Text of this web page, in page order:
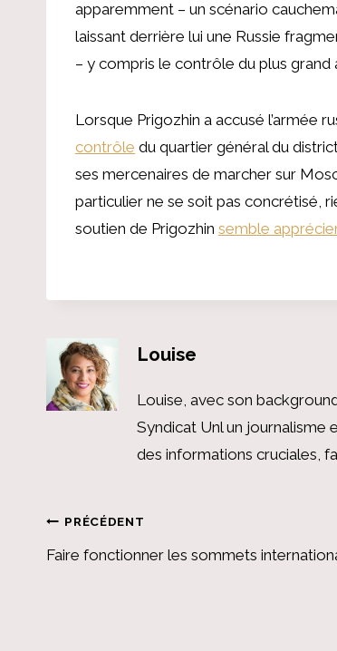
apparemment – ​​un scénario
laissant derrière lui une Russie
– y compris le contrôle du plus grand
Lorsque Prigozhin a accusé l’armée
contrôle du quartier général du
ses mercenaires de marcher sur
particulier ne se soit pas concrétisé,
soutien de Prigozhin semble
Louise
Louise, avec son
Syndicat Unl un journalisme
des informations cruciales,
Navigation
PRÉCÉDENT
Faire fonctionner les sommets